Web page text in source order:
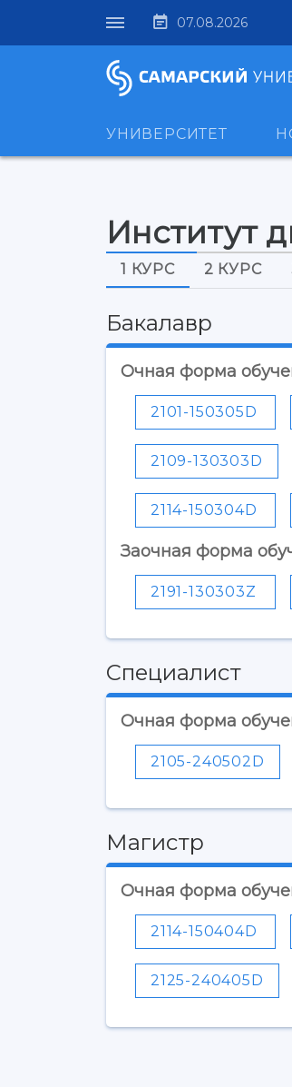
07.08.2026
УНИВЕРСИТЕТ
Институт
1 КУРС 2 КУРС
Бакалавр
Очная форма
2101-150305D
2109-130303D
2114-150304D
Заочная форма
2191-130303Z
Специалист
Очная форма
2105-240502D
Магистр
Очная форма
2114-150404D
2125-240405D